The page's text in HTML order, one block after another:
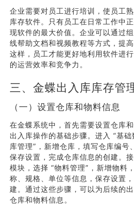
企业需要对员工进行培训，使员工
库存软件。只有员工在日常工作中
现软件的最大价值。企业可以通过
线帮助文档和视频教程等方式，提
这样，员工才能更好地利用软件进
的运营效率和竞争力。
三、金蝶出入库库存管
（一）设置仓库和物料信息
在金蝶系统中，首先需要设置仓库
出入库操作的基础步骤。进入 “基
库管理”，新增仓库，填写仓库编号
保存设置，完成仓库信息的创建。
模块，选择 “物料管理”，新增物料
称、规格、单位等信息，保存设置
建。通过这些步骤，可以为后续的
仓库和物料信息。